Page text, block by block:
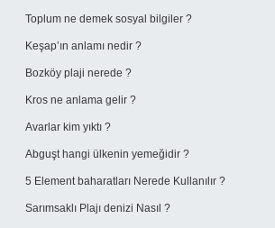
Toplum ne demek sosyal bilgiler ?
Keşap’ın anlamı nedir ?
Bozköy plaji nerede ?
Kros ne anlama gelir ?
Avarlar kim yıktı ?
Abguşt hangi ülkenin yemeğidir ?
5 Element baharatları Nerede Kullanılır ?
Sarımsaklı Plajı denizi Nasıl ?